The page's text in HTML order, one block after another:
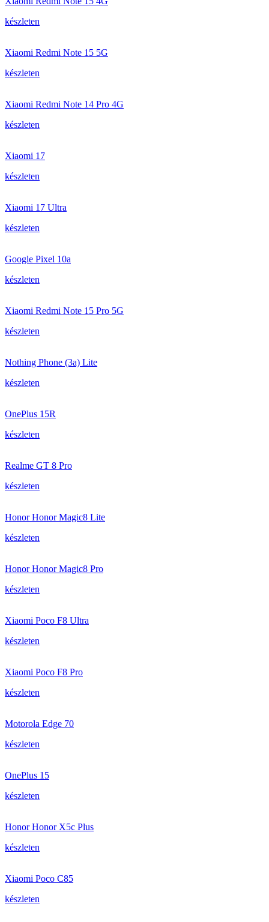
készleten
Xiaomi Redmi Note 15 5G
készleten
Xiaomi Redmi Note 14 Pro 4G
készleten
Xiaomi 17
készleten
Xiaomi 17 Ultra
készleten
Google Pixel 10a
készleten
Xiaomi Redmi Note 15 Pro 5G
készleten
Nothing Phone (3a) Lite
készleten
OnePlus 15R
készleten
Realme GT 8 Pro
készleten
Honor Honor Magic8 Lite
készleten
Honor Honor Magic8 Pro
készleten
Xiaomi Poco F8 Ultra
készleten
Xiaomi Poco F8 Pro
készleten
Motorola Edge 70
készleten
OnePlus 15
készleten
Honor Honor X5c Plus
készleten
Xiaomi Poco C85
készleten